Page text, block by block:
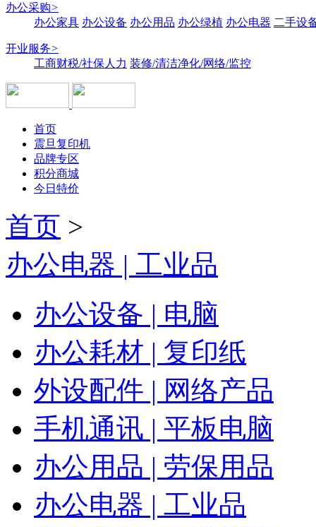
办公采购>
办公家具 办公设备 办公用品 办公绿植 办公电器 二手设
开业服务>
工商财税/社保人力 装修/清洁净化/网络/监控
首页
震旦复印机
品牌专区
积分商城
今日特价
首页 >
办公电器 | 工业品
办公设备 | 电脑
办公耗材 | 复印纸
外设配件 | 网络产品
手机通讯 | 平板电脑
办公用品 | 劳保用品
办公电器 | 工业品